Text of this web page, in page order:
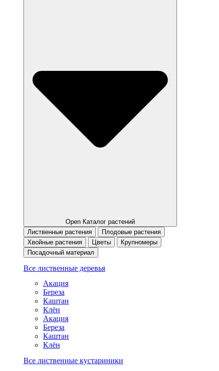
Open Каталог растений
Лиственные растения
Плодовые растения
Хвойные растения
Цветы
Крупномеры
Посадочный материал
Все лиственные деревья
Акация
Береза
Каштан
Клён
Акация
Береза
Каштан
Клён
Все лиственные кустариники